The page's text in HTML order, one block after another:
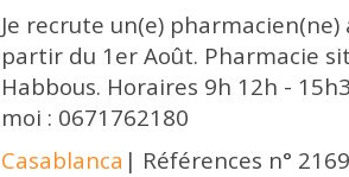
Je recrute un(e)
partir du 1er Août. Pharmacie
Habbous. Horaires 9h 12h -
moi : 0671762180
Casablanca | Références n°